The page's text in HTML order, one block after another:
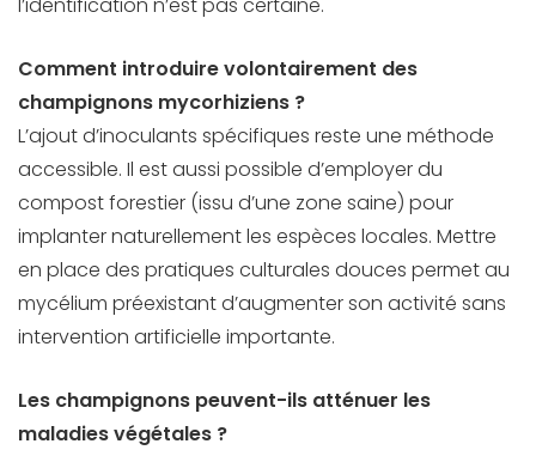
l’identification n’est pas certaine.
Comment introduire volontairement des
champignons mycorhiziens ?
L’ajout d’inoculants spécifiques reste une méthode
accessible. Il est aussi possible d’employer du
compost forestier (issu d’une zone saine) pour
implanter naturellement les espèces locales. Mettre
en place des pratiques culturales douces permet au
mycélium préexistant d’augmenter son activité sans
intervention artificielle importante.
Les champignons peuvent-ils atténuer les
maladies végétales ?